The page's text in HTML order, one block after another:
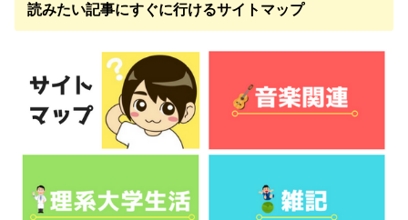
読みたい記事にすぐに行けるサイトマップ